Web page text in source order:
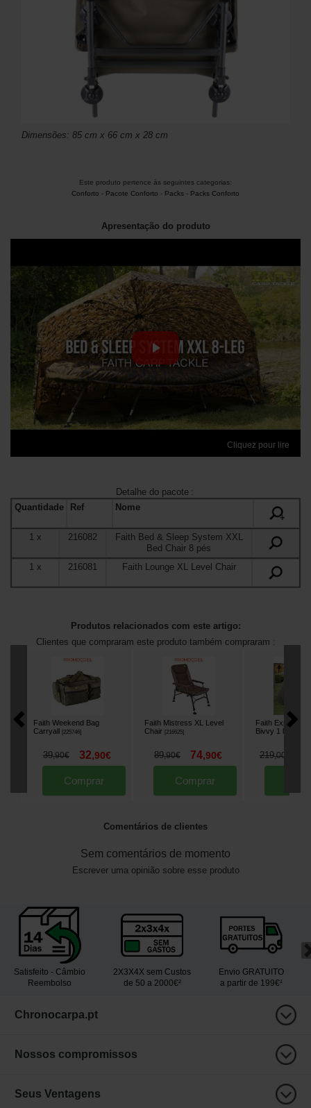
Dimensões: 85 cm x 66 cm x 28 cm
Este produto pertence às seguintes categorias:
Conforto - Pacote Conforto - Packs - Packs Conforto
Apresentação do produto
Cliquez pour lire
Detalhe do pacote:
Quantidade
Ref
Nome
+
1x 216082
Faith Bed & Sleep System XXL
Bed Chair 8 pés
1 x 216081 Faith Lounge XL Level Chair
Produtos relacionados com este artigo:
Clientes que compraram este produto também compraram :
Faith Weekend Bag
Carryall [225746]
39,90€ 32,90€
Comprar
Faith Mistress XL Level
Chair [216625]
89,90€ 74,90€
Comprar
Faith Exposure
Bivvy 1 lugar
219,00
Comentários de clientes
Sem comentários de momento
Escrever uma opinião sobre esse produto
Satisfeito - Câmbio
Reembolso
2X3X4X sem Custos
de 50 a 2000€²
Envio GRATUITO
a partir de 199€¹
Chronocarpa.pt
Nossos compromissos
Seus Ventagens